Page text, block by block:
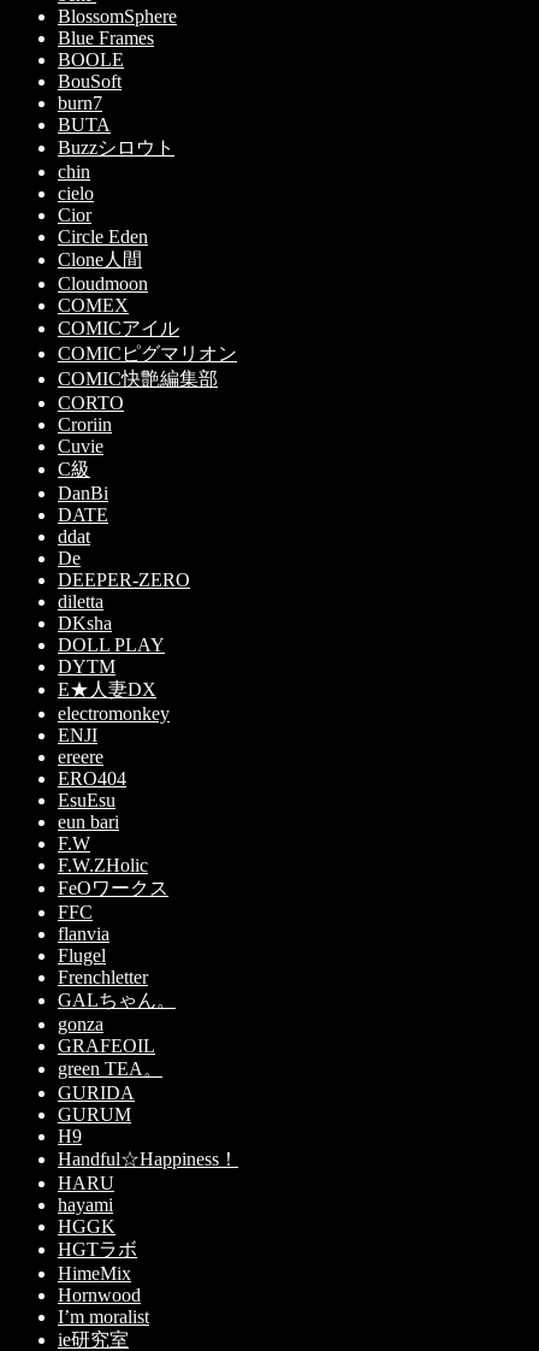
BlossomSphere
Blue Frames
BOOLE
BouSoft
burn7
BUTA
Buzzシロウト
chin
cielo
Cior
Circle Eden
Clone人間
Cloudmoon
COMEX
COMICアイル
COMICピグマリオン
COMIC快艶編集部
CORTO
Croriin
Cuvie
C級
DanBi
DATE
ddat
De
DEEPER-ZERO
diletta
DKsha
DOLL PLAY
DYTM
E★人妻DX
electromonkey
ENJI
ereere
ERO404
EsuEsu
eun bari
F.W
F.W.ZHolic
FeOワークス
FFC
flanvia
Flugel
Frenchletter
GALちゃん。
gonza
GRAFEOIL
green TEA。
GURIDA
GURUM
H9
Handful☆Happiness！
HARU
hayami
HGGK
HGTラボ
HimeMix
Hornwood
I’m moralist
ie研究室